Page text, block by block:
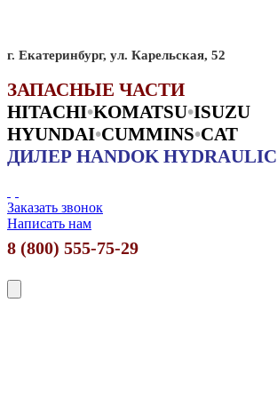
г. Екатеринбург, ул. Карельская, 52
ЗАПАСНЫЕ ЧАСТИ
HITACHI•KOMATSU•ISUZU
HYUNDAI•CUMMINS•CAT
ДИЛЕР HANDOK HYDRAULIC
Заказать звонок
Написать нам
8 (800) 555-75-29